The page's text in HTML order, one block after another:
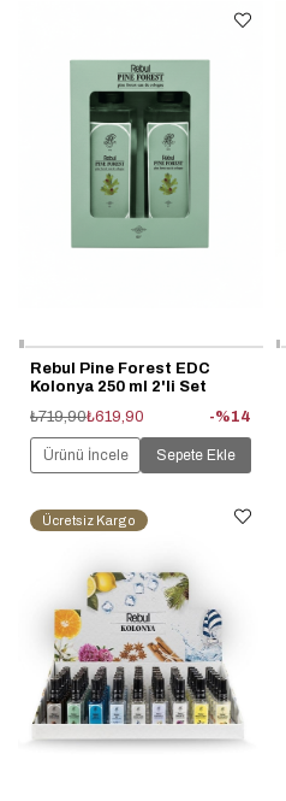
Rebul Pine Forest EDC
Kolonya 250 ml 2'li Set
₺619,90
₺719,90 %14
Ürünü İncele Sepete Ekle
Ücretsiz Kargo